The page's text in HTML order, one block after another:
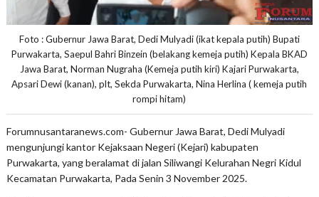
Foto : Gubernur Jawa Barat, Dedi Mulyadi (ikat kepala putih) Bupati
Purwakarta, Saepul Bahri Binzein (belakang kemeja putih) Kepala BKAD
Jawa Barat, Norman Nugraha (Kemeja putih kiri) Kajari Purwakarta,
Apsari Dewi (kanan), plt, Sekda Purwakarta, Nina Herlina ( kemeja putih
rompi hitam)
Forumnusantaranews.com- Gubernur Jawa Barat, Dedi Mulyadi
mengunjungi kantor Kejaksaan Negeri (Kejari) kabupaten
Purwakarta, yang beralamat di jalan Siliwangi Kelurahan Negri Kidul
Kecamatan Purwakarta, Pada Senin 3 November 2025.